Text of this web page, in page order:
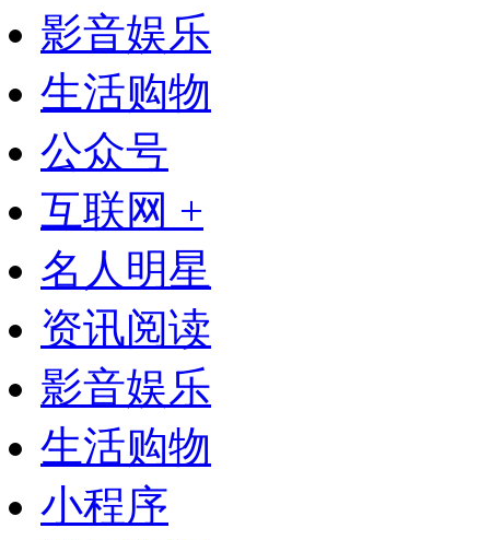
影音娱乐
生活购物
公众号
互联网 +
名人明星
资讯阅读
影音娱乐
生活购物
小程序